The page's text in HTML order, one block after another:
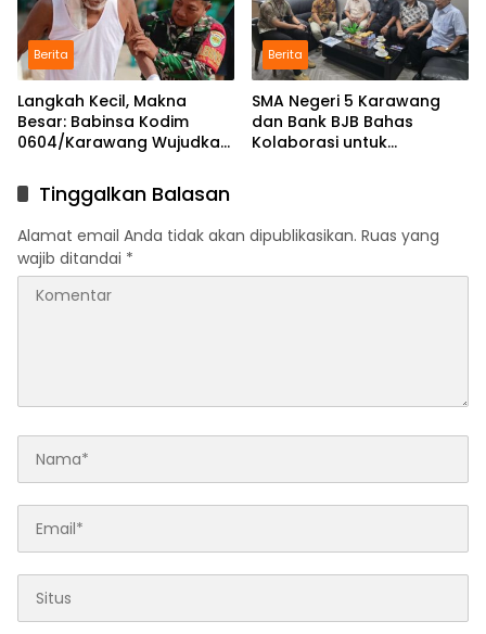
Berita
Langkah Kecil, Makna
Besar: Babinsa Kodim
0604/Karawang Wujudkan
Berita
SMA Negeri 5 Karawang
dan Bank BJB Bahas
Kolaborasi untuk
Tinggalkan Balasan
Alamat email Anda tidak akan dipublikasikan. Ruas yang
wajib ditandai *